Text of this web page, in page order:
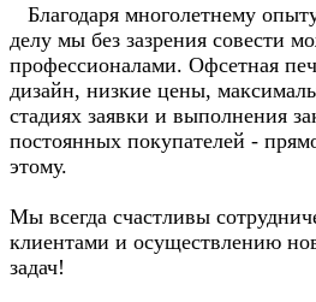
Благодаря многолетнему
делу мы без зазрения совести
профессионалами. Офсетная
дизайн, низкие цены,
стадиях заявки и выполнения
постоянных покупателей -
этому.
Мы всегда счастливы
клиентами и осуществлению
задач!